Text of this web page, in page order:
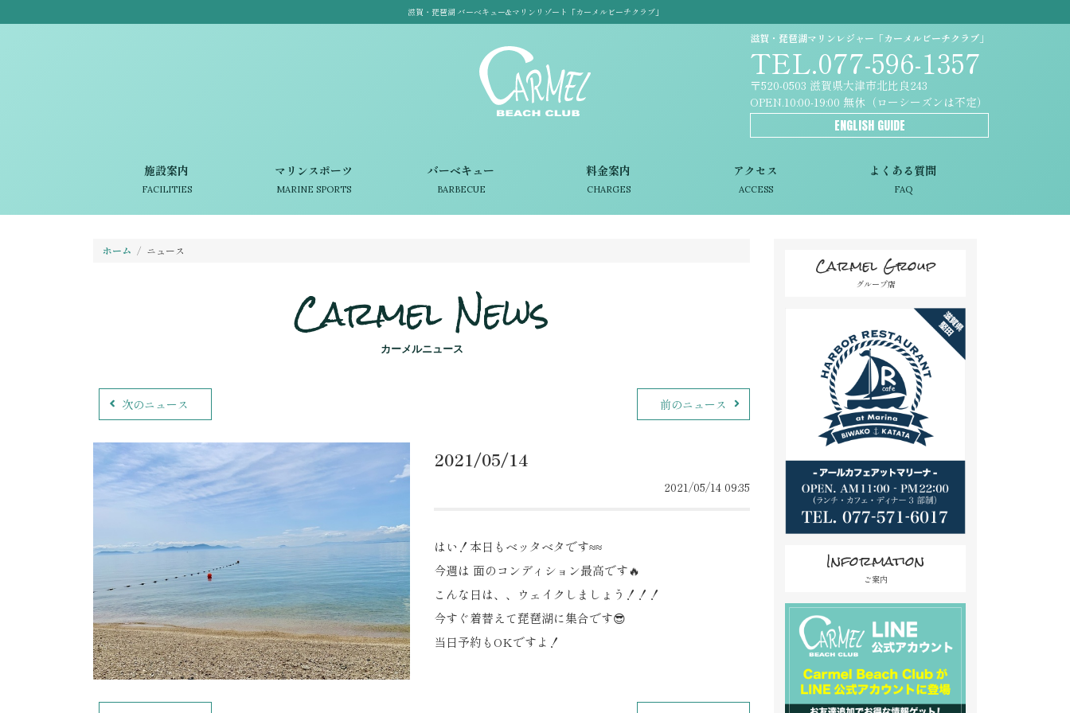
滋賀・琵琶湖 バーベキュー&マリンリゾート「カーメルビーチクラブ」
施設案内
FACILITIES
マリンスポーツ
MARINE SPORTS
バーベキュー
BARBECUE
料金案内
CHARGES
アクセス
ACCESS
よくある質問
FAQ
滋賀・琵琶湖マリンレジャー「カーメルビーチクラブ」
TEL.077-596-1357
〒520-0503 滋賀県大津市北比良243
OPEN.10:00-19:00 無休（ローシーズンは不定）
ENGLISH GUIDE
ホーム ニュース
Carmel News
カーメルニュース
次のニュース 前のニュース
2021/05/14
2021/05/14 09:35
はい！本日もベッタベタです≈≈
今週は 面のコンディション最高です🔥
こんな日は、、ウェイクしましょう！！！
今すぐ着替えて琵琶湖に集合です😎
当日予約もOKですよ！
Carmel Group
グループ店
Information
ご案内